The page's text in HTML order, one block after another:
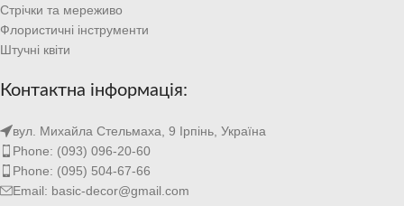
Стрічки та мереживо
Флористичні інструменти
Штучні квіти
Контактна інформація:
вул. Михайла Стельмаха, 9 Ірпінь, Україна
Phone: (093) 096-20-60
Phone: (095) 504-67-66
Email: basic-decor@gmail.com